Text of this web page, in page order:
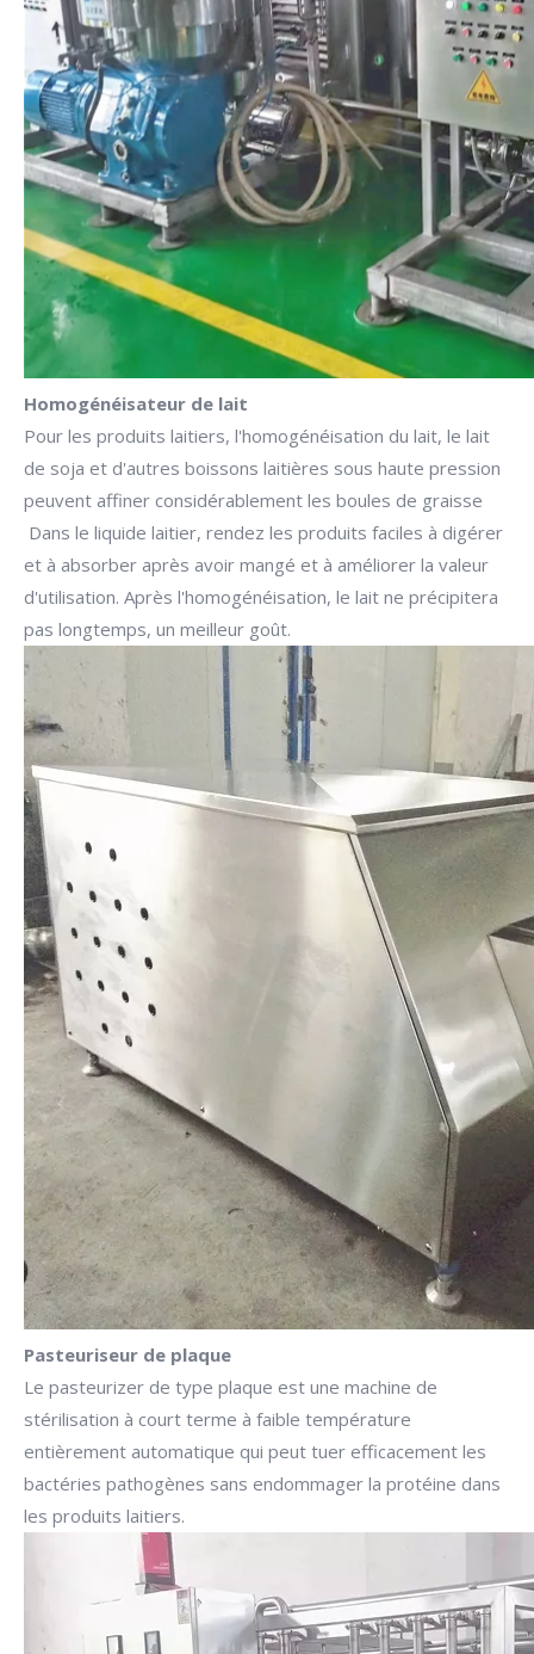
Homogénéisateur de lait
Pour les produits laitiers, l'homogénéisation du lait, le lait
de soja et d'autres boissons laitières sous haute pression
peuvent affiner considérablement les boules de graisse
Dans le liquide laitier, rendez les produits faciles à digérer
et à absorber après avoir mangé et à améliorer la valeur
d'utilisation. Après l'homogénéisation, le lait ne précipitera
pas longtemps, un meilleur goût.
Pasteuriseur de plaque
Le pasteurizer de type plaque est une machine de
stérilisation à court terme à faible température
entièrement automatique qui peut tuer efficacement les
bactéries pathogènes sans endommager la protéine dans
les produits laitiers.